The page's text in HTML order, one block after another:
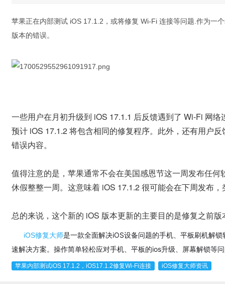
苹果正在内部测试 iOS 17.1.2，或将修复 Wi-Fi 连接等问题.作为一
版本的错误。
一些用户在月初升级到 iOS 17.1.1 后反馈遇到了 Wi-Fi 网
预计 iOS 17.1.2 将包含相同的修复程序。此外，还有用户
错误内容。
值得注意的是，苹果通常不会在美国感恩节这一周发布任
休假整整一周。这意味着 iOS 17.1.2 很可能会在下周发布
总的来说，这个新的 iOS 版本更新的主要目的是修复之前
iOS修复大师是一款全面解决iOS设备问题的手机、平板刷机解
速解决方案。操作简单轻松应对手机、平板的ios升级、屏幕解锁等
苹果内部测试iOS 17.1.2，iOS17.1.2修复Wi-Fi连接 iOS修复大师资讯